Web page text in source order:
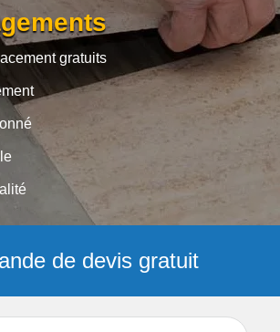
gratuits
de devis gratuit